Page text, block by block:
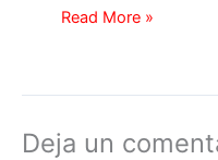
Read More »
Deja un